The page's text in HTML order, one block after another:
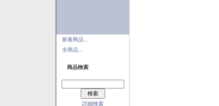
新着商品...
全商品...
商品検索
詳細検索